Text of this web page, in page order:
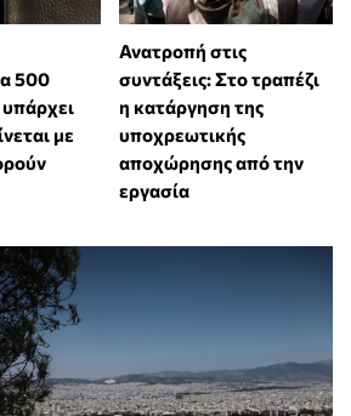
500
με
Ανατροπή στις
συντάξεις: Στο τραπέζι
η κατάργηση της
υποχρεωτικής
αποχώρησης από την
εργασία